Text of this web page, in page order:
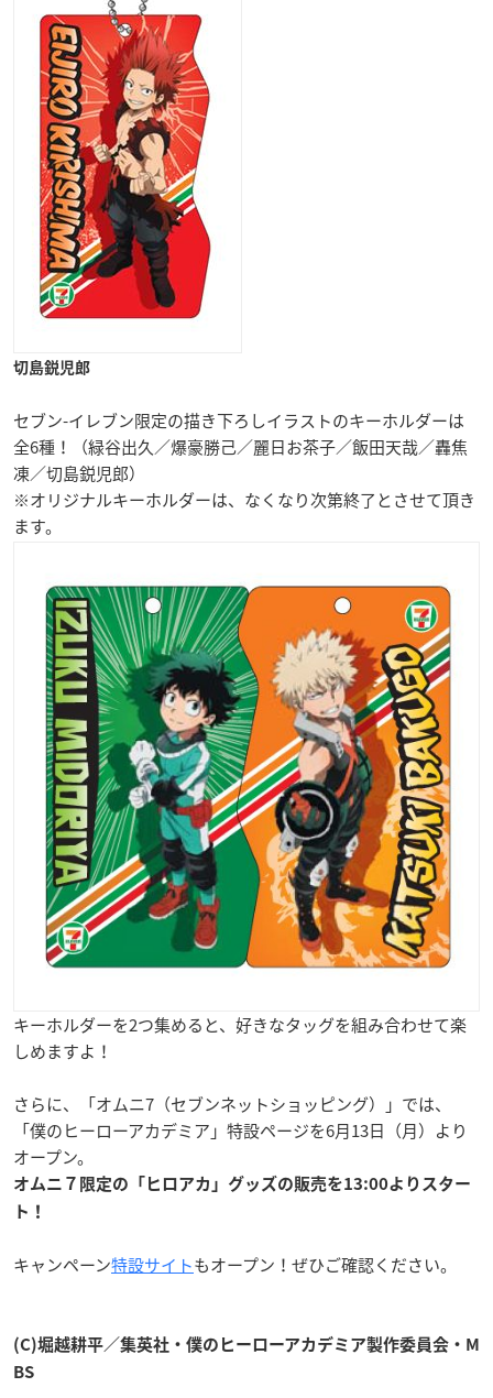
切島鋭児郎
セブン-イレブン限定の描き下ろしイラストのキーホルダーは
全6種！（緑谷出久／爆豪勝己／麗日お茶子／飯田天哉／轟焦
凍／切島鋭児郎）
※オリジナルキーホルダーは、なくなり次第終了とさせて頂き
ます。
キーホルダーを2つ集めると、好きなタッグを組み合わせて楽
しめますよ！
さらに、「オムニ7（セブンネットショッピング）」では、
「僕のヒーローアカデミア」特設ページを6月13日（月）より
オープン。
オムニ７限定の「ヒロアカ」グッズの販売を13:00よりスター
ト！
キャンペーン特設サイトもオープン！ぜひご確認ください。
(C)堀越耕平／集英社・僕のヒーローアカデミア製作委員会・M
BS